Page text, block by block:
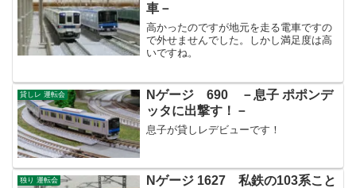
車－
高かったのですが地元を走る電車ですの
で外せませんでした。しかし満足度は高
いですね。
貸しレ 運転会
Nゲージ 690 －息子 ポポンデ
ッタに出撃す！－
息子が貸しレデビューです！
独り 運転会
Nゲージ 1627 私鉄の103系こと